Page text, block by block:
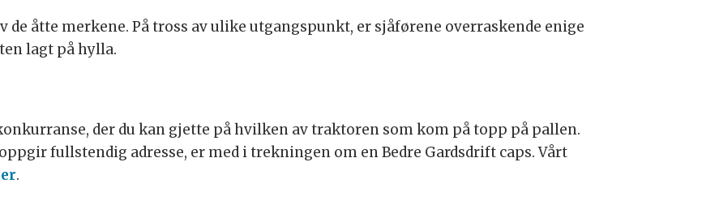
de åtte merkene. På tross av ulike utgangspunkt, er sjåførene overraskende enige
lagt på hylla.
der du kan gjette på hvilken av traktoren som kom på topp på pallen.
fullstendig adresse, er med i trekningen om en Bedre Gardsdrift caps. Vårt
.